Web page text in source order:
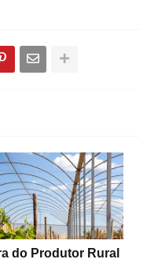
do Produtor Rural